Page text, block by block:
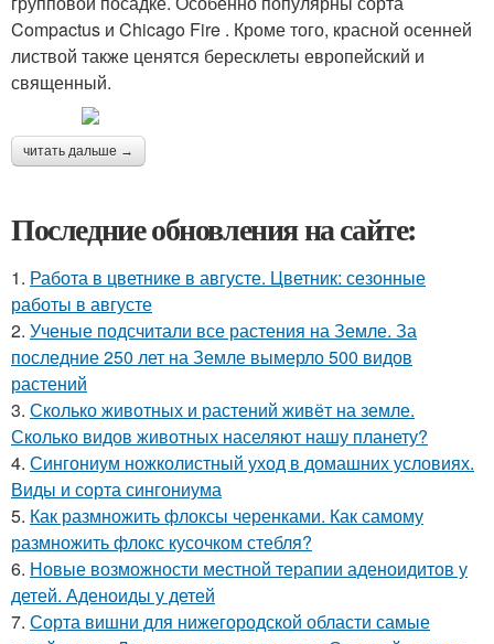
Compactus и Chicago Fire . Кроме того, красной осенней
листвой также ценятся бересклеты европейский и
священный.
читать дальше →
Последние обновления на сайте:
1. Работа в цветнике в августе. Цветник: сезонные
работы в августе
2. Ученые подсчитали все растения на Земле. За
последние 250 лет на Земле вымерло 500 видов
растений
3. Сколько животных и растений живёт на земле.
Сколько видов животных населяют нашу планету?
4. Сингониум ножколистный уход в домашних условиях.
Виды и сорта сингониума
5. Как размножить флоксы черенками. Как самому
размножить флокс кусочком стебля?
6. Новые возможности местной терапии аденоидитов у
детей. Аденоиды у детей
7. Сорта вишни для нижегородской области самые